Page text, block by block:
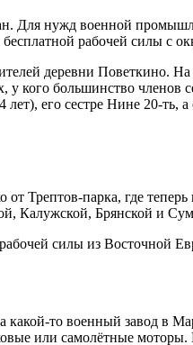
Для нужд военной
рабочей силы с
деревни
кого большинство
его сестре Нине 20-
Трептов-парка, где
Калужской, Брянской и
рабочей силы из
то военный завод в
или самолётные моторы.